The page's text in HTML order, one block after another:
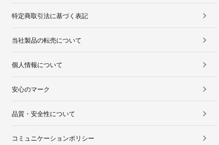
特定商取引法に基づく表記
当社製品の転売について
個人情報について
安心のマーク
品質・安全性について
コミュニケーションポリシー